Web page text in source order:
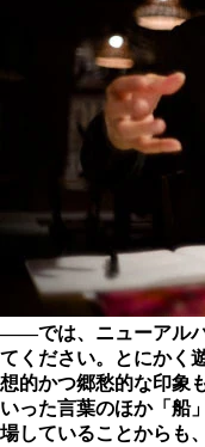
――では、ニューアル
てください。とにかく
想的かつ郷愁的な印象
いった言葉のほか「船
場していることからも